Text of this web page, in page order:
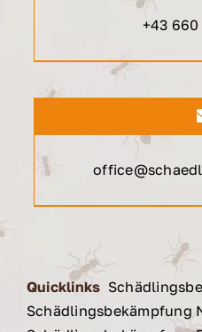
+43 660
Quicklinks
Schädlingsbekämpfung